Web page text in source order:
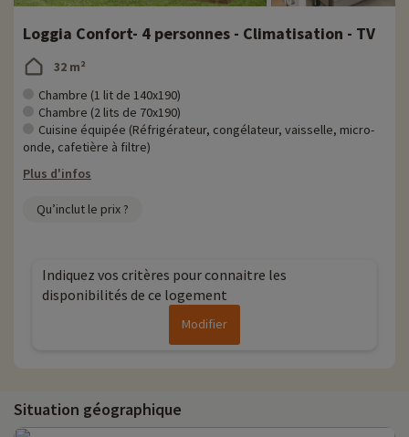
Loggia Confort- 4 personnes - Climatisation - TV
32 m²
Chambre (1 lit de 140x190)
Chambre (2 lits de 70x190)
Cuisine équipée (Réfrigérateur, congélateur, vaisselle, micro-
onde, cafetière à filtre)
Plus d'infos
Qu’inclut le prix ?
Indiquez vos critères pour connaitre les
disponibilités de ce logement
Modifier
Situation géographique